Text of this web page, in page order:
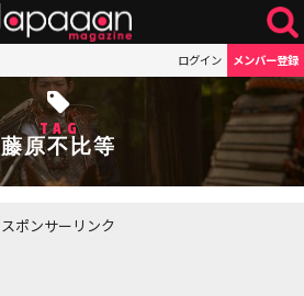
ログイン メンバー登録
TAG
藤原不比等
スポンサーリンク